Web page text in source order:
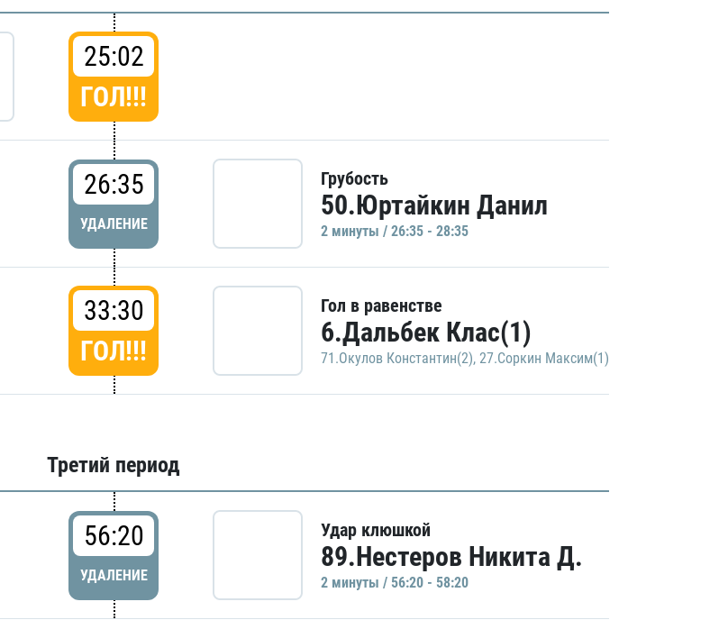
25:02
ГОЛ!!!
26:35
УДАЛЕНИЕ
Грубость
50.Юртайкин Данил
2 минуты / 26:35 - 28:35
33:30
ГОЛ!!!
Гол в равенстве
6.Дальбек Клас(1)
71.Окулов Константин(2), 27.Соркин Максим(1)
Третий период
56:20
УДАЛЕНИЕ
Удар клюшкой
89.Нестеров Никита Д.
2 минуты / 56:20 - 58:20